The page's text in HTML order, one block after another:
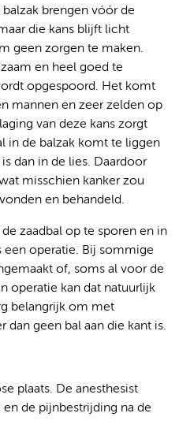
brengen vóór de
die kans blijft licht
geen zorgen te maken.
en heel goed te
opgespoord. Het komt
mannen en zeer zelden op
van deze kans zorgt
in de balzak komt te liggen
dan in de lies. Daardoor
misschien kanker zou
en behandeld.
zaadbal op te sporen en in
een operatie. Bij sommige
of, soms al voor de
operatie kan dat natuurlijk
belangrijk om met
dan geen bal aan die kant is.
plaats. De anesthesist
de pijnbestrijding na de